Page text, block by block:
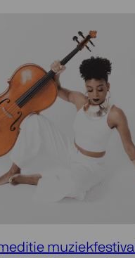
muziekfestival